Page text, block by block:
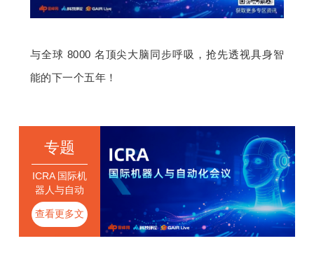
与全球 8000 名顶尖大脑同步呼吸，抢先透视具身智
能的下一个五年！
专题
ICRA 国际机
器人与自动
化会议
查看更多文
章